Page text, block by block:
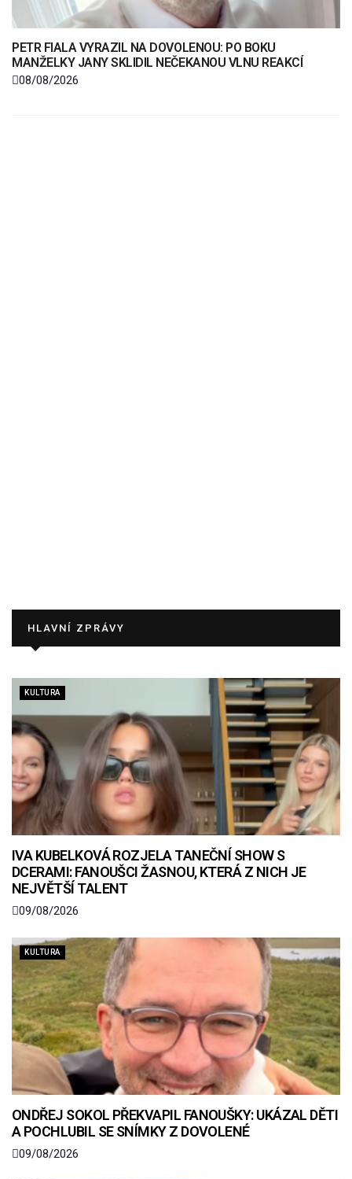
PETR FIALA VYRAZIL NA DOVOLENOU: PO BOKU
MANŽELKY JANY SKLIDIL NEČEKANOU VLNU REAKCÍ
08/08/2026
HLAVNÍ ZPRÁVY
KULTURA
IVA KUBELKOVÁ ROZJELA TANEČNÍ SHOW S
DCERAMI: FANOUŠCI ŽASNOU, KTERÁ Z NICH JE
NEJVĚTŠÍ TALENT
09/08/2026
KULTURA
ONDŘEJ SOKOL PŘEKVAPIL FANOUŠKY: UKÁZAL DĚTI
A POCHLUBIL SE SNÍMKY Z DOVOLENÉ
09/08/2026